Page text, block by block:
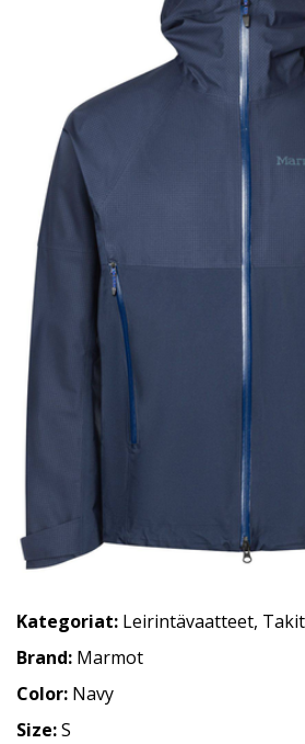
Kategoriat: Leirintävaatteet, Takit
Brand: Marmot
Color: Navy
Size:S